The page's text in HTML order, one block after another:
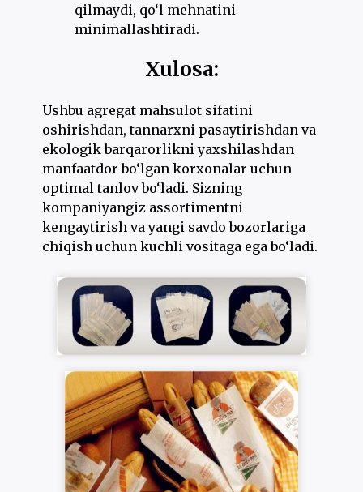
qilmaydi, qo‘l mehnatini
minimallashtiradi.
Xulosa:
Ushbu agregat mahsulot sifatini
oshirishdan, tannarxni pasaytirishdan va
ekologik barqarorlikni yaxshilashdan
manfaatdor bo‘lgan korxonalar uchun
optimal tanlov bo‘ladi. Sizning
kompaniyangiz assortimentni
kengaytirish va yangi savdo bozorlariga
chiqish uchun kuchli vositaga ega bo‘ladi.